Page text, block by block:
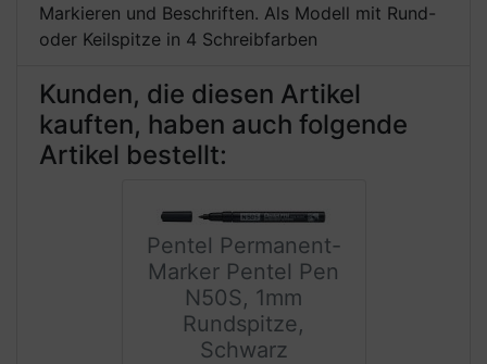
Markieren und Beschriften. Als Modell mit Rund-
oder Keilspitze in 4 Schreibfarben
Kunden, die diesen Artikel
kauften, haben auch folgende
Artikel bestellt:
Pentel Permanent-
Marker Pentel Pen
N50S, 1mm
Rundspitze,
Schwarz